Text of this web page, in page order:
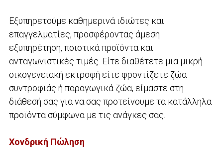
Εξυπηρετούμε καθημερινά ιδιώτες και
επαγγελματίες, προσφέροντας άμεση
εξυπηρέτηση, ποιοτικά προϊόντα και
ανταγωνιστικές τιμές. Είτε διαθέτετε μια μικρή
οικογενειακή εκτροφή είτε φροντίζετε ζώα
συντροφιάς ή παραγωγικά ζώα, είμαστε στη
διάθεσή σας για να σας προτείνουμε τα κατάλληλα
προϊόντα σύμφωνα με τις ανάγκες σας.
Χονδρική Πώληση